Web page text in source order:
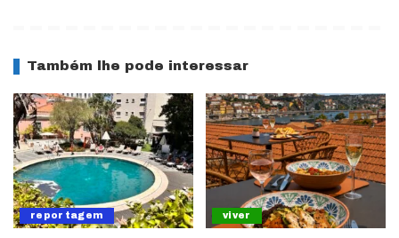
Também lhe pode interessar
reportagem viver